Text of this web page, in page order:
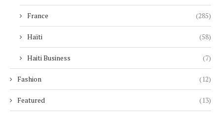
France (285)
Haïti (58)
Haiti Business (7)
Fashion (12)
Featured (13)